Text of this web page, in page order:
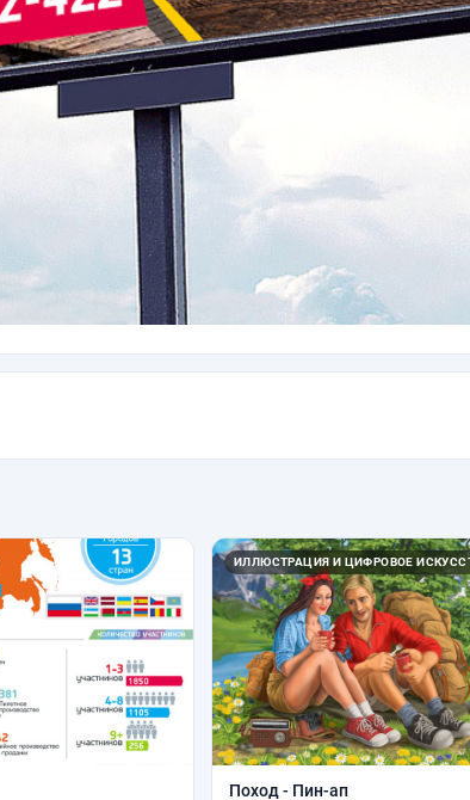
ИЛЛЮСТРАЦИЯ И ЦИФРОВОЕ
Поход - Пин-ап